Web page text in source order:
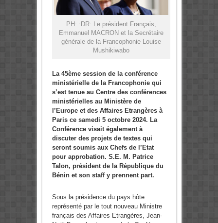
PH: :DR: Le président Français,
Emmanuel MACRON et la Secrétaire
générale de la Francophonie Louise
Mushikiwabo
La 45ème session de la conférence
ministérielle de la Francophonie qui
s’est tenue au Centre des conférences
ministérielles au Ministère de
l’Europe et des Affaires Etrangères à
Paris ce samedi 5 octobre 2024. La
Conférence visait également à
discuter des projets de textes qui
seront soumis aux Chefs de l’Etat
pour approbation. S.E. M. Patrice
Talon, président de la République du
Bénin et son staff y prennent part.
Sous la présidence du pays hôte
représenté par le tout nouveau Ministre
français des Affaires Etrangères, Jean-